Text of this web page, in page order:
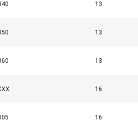
13
13
13
16
16